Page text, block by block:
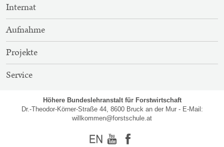
Internat
Aufnahme
Projekte
Service
Höhere Bundeslehranstalt für Forstwirtschaft
Dr.-Theodor-Körner-Straße 44, 8600 Bruck an der Mur - E-Mail:
willkommen@forstschule.at
EnglischYoutubeFacebook